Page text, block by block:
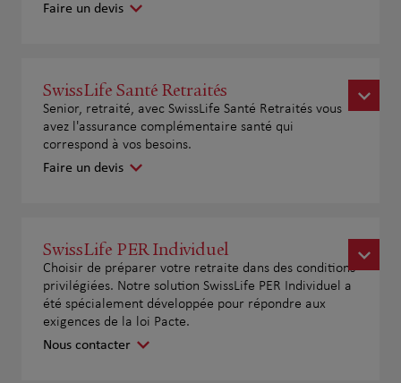
Faire un devis
SwissLife Santé Retraités
Senior, retraité, avec SwissLife Santé Retraités vous
avez l'assurance complémentaire santé qui
correspond à vos besoins.
Faire un devis
SwissLife PER Individuel
Choisir de préparer votre retraite dans des conditions
privilégiées. Notre solution SwissLife PER Individuel a
été spécialement développée pour répondre aux
exigences de la loi Pacte.
Nous contacter